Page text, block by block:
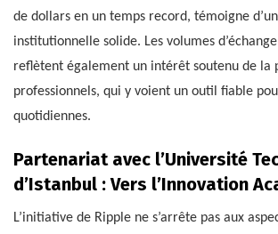
de dollars en un temps record, témoigne
institutionnelle solide. Les volumes
reflètent également un intérêt soutenu de la
professionnels, qui y voient un outil fiable
quotidiennes.
Partenariat avec l’Université
d’Istanbul : Vers l’Innovation
L’initiative de Ripple ne s’arrête pas aux